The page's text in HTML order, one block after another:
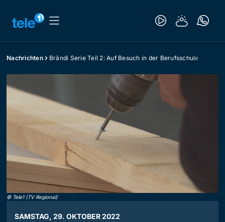
Nachrichten Brändi Serie Teil 2: Auf Besuch in der Berufsschule
© Tele1 (TV Regional)
SAMSTAG, 29. OKTOBER 2022